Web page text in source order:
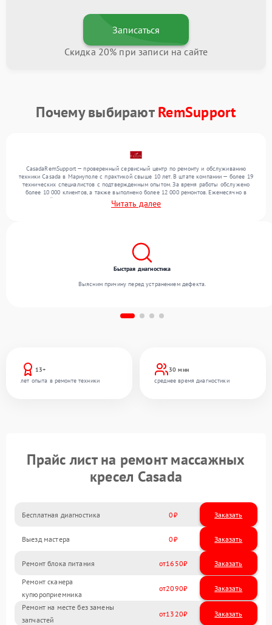
Записаться
Скидка 20% при записи на сайте
Почему выбираютRemSupport
CasadaRemSupport — проверенный сервисный центр по ремонту и обслуживанию
техники Casada в Мариуполе с практикой свыше 10 лет. В штате компании — более 19
технических специалистов с подтвержденным опытом. За время работы обслужено
более 10 000 клиентов, а также выполнено более 12 000 ремонтов. Ежемесячно в
сервисный центр поступает свыше 300 единиц техники, включая , , . Мы устраняем
поломки любой сложности и поддерживаем высокий стандарт качества благодаря
Читать далее
13+
лет опыта в ремонте техники
30 мин
среднее время диагностики
Быстрая диагностика
Выясним причину перед устранением дефекта.
Прайс лист на ремонт массажных
кресел Casada
Бесплатная диагностика 0 Заказать
Выезд мастера 0 Заказать
Ремонт блока питания 1650
Ремонт сканера
купюроприемника
2090
Ремонт на месте без замены
запчастей
1320